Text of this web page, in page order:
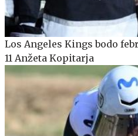
Los Angeles Kings bodo
11 Anžeta Kopitarja